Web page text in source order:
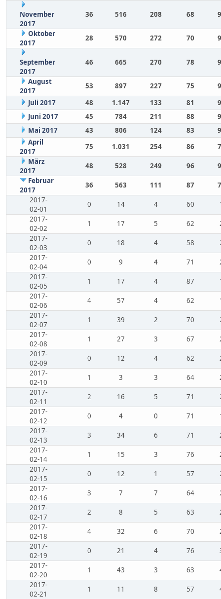
November
2017
36 516 208 68
Oktober
2017
28 570 272 70
September
2017
46 665 270 78
August
2017
53 897 227 75
Juli 2017
48 1.147 133 81
Juni 2017
45 784 211 88
Mai 2017
43 806 124 83
April
2017
75 1.031 254 86
März
2017
48 528 249 96
Februar
2017
36 563 111 87
2017-
02-01
0 14 4 60
2017-
02-02
1 17 5 62
2017-
02-03
0 18 4 58
2017-
02-04
0 9 4 71
2017-
02-05
1 17 4 87
2017-
02-06
4 57 4 62
2017-
02-07
1 39 2 70
2017-
02-08
1 27 3 67
2017-
02-09
0 12 4 62
2017-
02-10
1 3 3 64
2017-
02-11
2 16 5 71
2017-
02-12
0 4 0 71
2017-
02-13
3 34 6 71
2017-
02-14
1 15 3 76
2017-
02-15
0 12 1 57
2017-
02-16
3 7 7 64
2017-
02-17
2 8 5 63
2017-
02-18
4 32 6 70
2017-
02-19
0 21 4 76
2017-
02-20
1 43 3 63
2017-
02-21
1 11 8 57